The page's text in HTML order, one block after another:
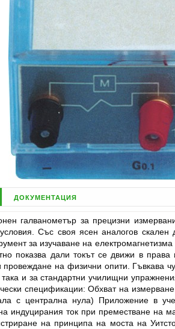
документация
галванометър за прецизни
Със своя ясен аналогов
за изучаване на
показва дали токът се движи в
провеждане на физични опити. Гъвкава
така и за стандартни училищни
спецификации: Обхват на
с централна нула) Приложение в
индуцирания ток при преместване на
на принципа на моста на